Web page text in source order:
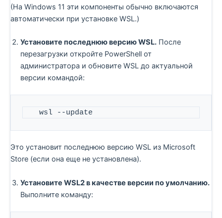
(На Windows 11 эти компоненты обычно включаются
автоматически при установке WSL.)
Установите последнюю версию WSL. После
перезагрузки откройте PowerShell от
администратора и обновите WSL до актуальной
версии командой:
   wsl --update
Это установит последнюю версию WSL из Microsoft
Store (если она еще не установлена).
Установите WSL2 в качестве версии по умолчанию.
Выполните команду: